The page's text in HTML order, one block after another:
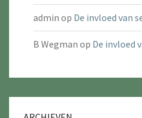
admin op De invloed van
B Wegman op De invloed